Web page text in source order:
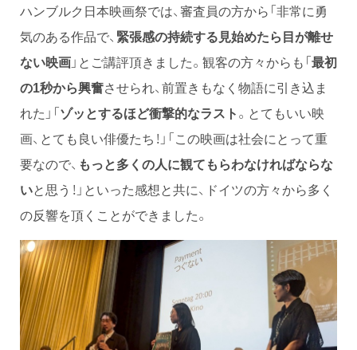
ハンブルク日本映画祭では、審査員の方から「非常に勇
気のある作品で、 緊張感の持続する見始めたら目が離せ
ない映画」とご講評頂きました。観客の方々からも「最初
の1秒から興奮させられ、前置きもなく物語に引き込ま
れた」「ゾッとするほど衝撃的なラスト。とてもいい映
画、とても良い俳優たち！」「この映画は社会にとって重
要なので、 もっと多くの人に観てもらわなければならな
いと思う！」といった感想と共に、ドイツの方々から多く
の反響を頂くことができました。